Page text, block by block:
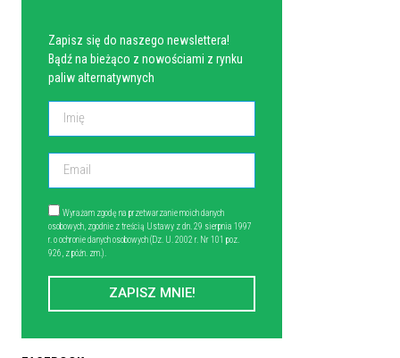
Zapisz się do naszego newslettera!
Bądź na bieżąco z nowościami z rynku
paliw alternatywnych
Wyrażam zgodę na przetwarzanie moich danych
osobowych, zgodnie z treścią Ustawy z dn. 29 sierpnia 1997
r. o ochronie danych osobowych (Dz. U. 2002 r. Nr 101 poz.
926, z późn. zm.).
ZAPISZ MNIE!